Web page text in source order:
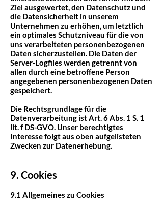
Ziel ausgewertet, den Datenschutz und
die Datensicherheit in unserem
Unternehmen zu erhöhen, um letztlich
ein optimales Schutzniveau für die von
uns verarbeiteten personenbezogenen
Daten sicherzustellen. Die Daten der
Server-Logfiles werden getrennt von
allen durch eine betroffene Person
angegebenen personenbezogenen Daten
gespeichert.
Die Rechtsgrundlage für die
Datenverarbeitung ist Art. 6 Abs. 1 S. 1
lit. f DS-GVO. Unser berechtigtes
Interesse folgt aus oben aufgelisteten
Zwecken zur Datenerhebung.
9. Cookies
9.1 Allgemeines zu Cookies